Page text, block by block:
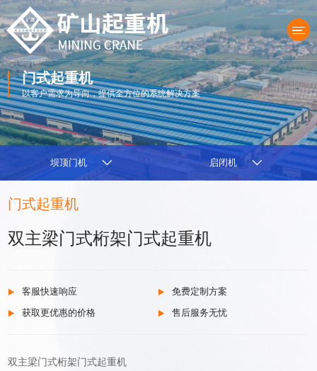
产品中心
门式起重机
以客户需求为导向，提供全方位的系统解决方案
坝顶门机 启闭机
门式起重机
双主梁门式桁架门式起重机
客服快速响应
免费定制方案
获取更优惠的价格
售后服务无忧
双主梁门式桁架门式起重机